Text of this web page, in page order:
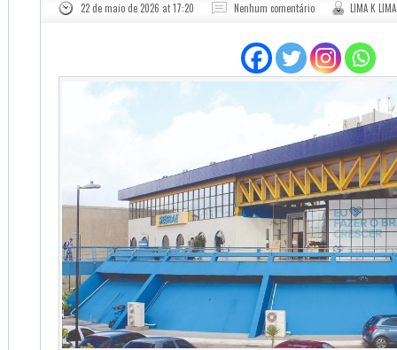
22 de maio de 2026 at 17:20 Nenhum comentário LIMA K LIMA